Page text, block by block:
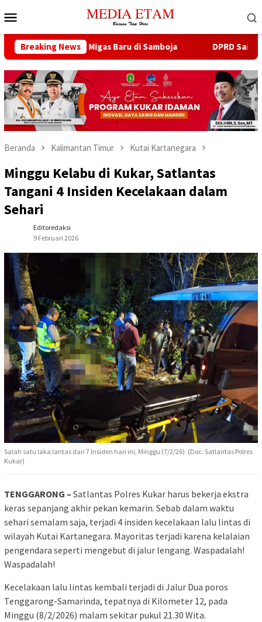
ke
Mobile
Breaking News
Sumur Migas Baru di Samboja DPRD Samarinda
Beranda Kalimantan Timur Kutai Kartanegara
Minggu Kelabu di Kukar, Satlantas
Tangani 4 Insiden Kecelakaan dalam
Sehari
Editoredaksi
9 Februari 2026
Salah satu laka lantas dari 7 Insiden hari ini, Minggu (7/2/26). (Doc. Satlantas Polres
Kukar)
TENGGARONG – Satlantas Polres Kukar harus bekerja ekstra
keras sepanjang akhir pekan kemarin. Sebab dalam waktu
sehari semalam saja, terjadi 4 insiden kecelakaan lalu lintas di
wilayah Kutai Kartanegara. Mayoritas terjadi karena kelalaian
pengendara seperti mengebut di jalur lengang. Waspadalah!
Waspadalah!
Kecelakaan lalu lintas kembali terjadi di Jalur Dua poros
Tenggarong-Samarinda, tepatnya di Kilometer 12, pada
Minggu (8/2/2026) malam sekitar pukul 21.30 Wita.